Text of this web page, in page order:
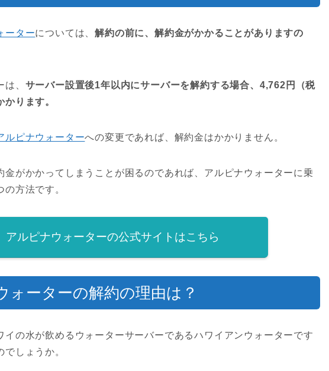
ーターについては、解約の前に、解約金がかかることがありますの
、 サーバー設置後1年以内にサーバーを解約する場合、4,762円（税
ります。
ルピナウォーターへの変更であれば、解約金はかかりません。
金がかかってしまうことが困るのであれば、アルピナウォーターに乗
の方法です。
アルピナウォーターの公式サイトはこちら
ォーターの解約の理由は？
イの水が飲めるウォーターサーバーであるハワイアンウォーターです
しょうか。